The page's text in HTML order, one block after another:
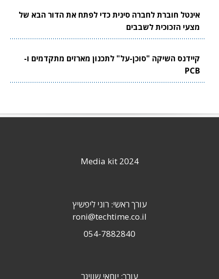
אינטל חוברת לחברה סינית כדי לפתח את הדור הבא של
מצעי הזכוכית לשבבים
קיידנס השיקה "סוכן-על" לתכנון מארזים מתקדמים ו-
PCB
Media kit 2024
עורך ראשי: רוני ליפשיץ
roni@techtime.co.il
054-7882840
עורך: יוחאי שוויגר